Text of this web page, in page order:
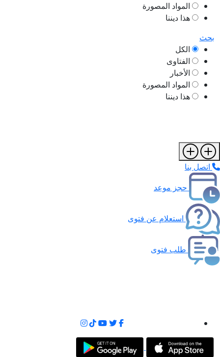
المواد المصورة
هذا ديننا
بحث
الكل
الفتاوى
الأخبار
المواد المصورة
هذا ديننا
اتصل بنا
حجز موعد
استعلام عن فتوى
طلب فتوى